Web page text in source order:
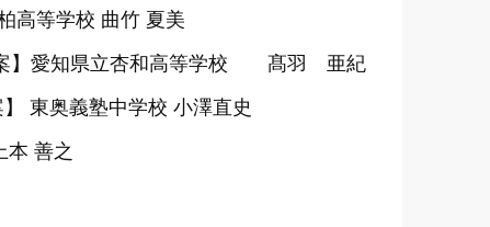
高等学校 曲竹 夏美
】愛知県立杏和高等学校 髙羽 亜紀
東奥義塾中学校 小澤直史
本 善之